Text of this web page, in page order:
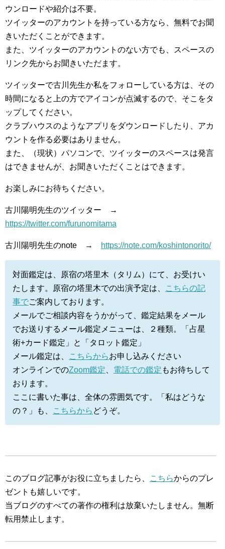
ウンロードや紹介は不要。
ツイッターのアカウントを持っている方なら、無料でお聞
きいただくことができます。
また、ツイッターのアカウントのない方でも、スペースの
リンク先からお聞きいただます。
ツイッターで古川先生か私をフォローしている方は、その
時間になると上の方でアイコンが点滅するので、そこをタ
ップしてください。
クラブハウスのようなアプリをダウンロードしたり、アカ
ウントを作る必要はありません。
また、（現状）パソコンで、ツイッターのスペースは発言
はできませんが、お聞きいただくことはできます。
お楽しみにお待ちください。
古川陽明先生のツイッター →
https://twitter.com/furunomitama
古川陽明先生のnote → https://note.com/koshintonorito/
対面鑑定は、原宿の塔里木（タリム）にて、お受けい
たします。原宿の塔里木での出演予定は、
こちらの記
事でご案内しております。
メールでご相談内容をうかがって、鑑定結果をメール
でお送りするメール鑑定メニューは、２種類。「占星
術+カード鑑定」と「タロット鑑定」
メール鑑定は、
こちらからお申し込みください
オンラインでのZoom鑑定 電話での鑑定 もお待ちして
おります。
ここに書いた事は、全体の雰囲気です。「私はどうな
の？」も、
こちらから どうぞ。
このブログ記事がお役に立ちましたら、 こちらからのプレ
ゼントも嬉しいです。
当ブログのすべての著作の権利は放棄いたしません。無断
転用禁止します。